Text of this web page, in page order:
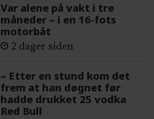
Var alene på vakt i tre
måneder – i en 16-fots
motorbåt
2 dager siden
– Etter en stund kom det
frem at han døgnet før
hadde drukket 25 vodka
Red Bull